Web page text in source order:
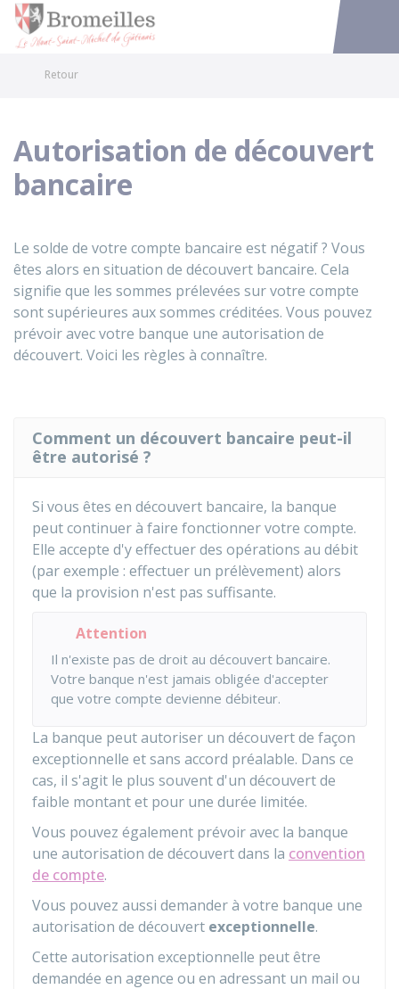
Accéder
Retour
Autorisation de découvert
bancaire
Le solde de votre compte bancaire est négatif ? Vous
êtes alors en situation de découvert bancaire. Cela
signifie que les sommes prélevées sur votre compte
sont supérieures aux sommes créditées. Vous pouvez
prévoir avec votre banque une autorisation de
découvert. Voici les règles à connaître.
Comment un découvert bancaire peut-il
être autorisé ?
Si vous êtes en découvert bancaire, la banque
peut continuer à faire fonctionner votre compte.
Elle accepte d'y effectuer des opérations au débit
(par exemple : effectuer un prélèvement) alors
que la provision n'est pas suffisante.
Attention
Il n'existe pas de droit au découvert bancaire.
Votre banque n'est jamais obligée d'accepter
que votre compte devienne débiteur.
La banque peut autoriser un découvert de façon
exceptionnelle et sans accord préalable. Dans ce
cas, il s'agit le plus souvent d'un découvert de
faible montant et pour une durée limitée.
Vous pouvez également prévoir avec la banque
une autorisation de découvert dans la convention
de compte.
Vous pouvez aussi demander à votre banque une
autorisation de découvert exceptionnelle.
Cette autorisation exceptionnelle peut être
demandée en agence ou en adressant un mail ou